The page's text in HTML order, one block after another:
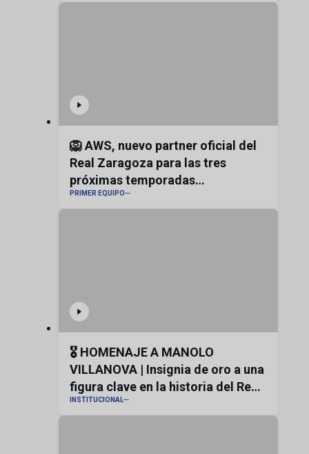
🦁 AWS, nuevo partner oficial del
Real Zaragoza para las tres
próximas temporadas
#realzaragoza
PRIMER EQUIPO
🎖️ HOMENAJE A MANOLO
VILLANOVA | Insignia de oro a una
figura clave en la historia del Real
Zaragoza
INSTITUCIONAL